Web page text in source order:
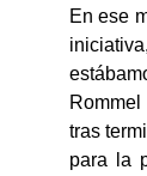
En ese
tras
para la